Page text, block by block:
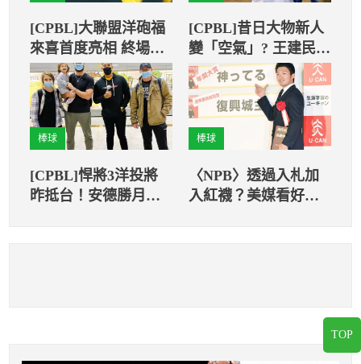
[CPBL]大聯盟洋砲福
來喜首度亮相 終場兄
弟10比6擊敗富邦
[CPBL]昔日大物新人
變「空氣」? 王建民點
出兩大復活關鍵
棒球
[CPBL]悍將3洋投將
昨抵台！安德勝月中
棒球
〈NPB〉透過入札加
入紅襪？美媒看好鈴
TOP